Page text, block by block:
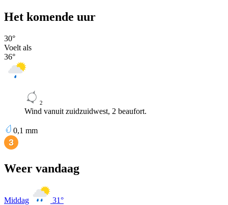
Het komende uur
30°
Voelt als
36°
2
Wind vanuit zuidzuidwest, 2 beaufort.
0,1 mm
Weer vandaag
Middag 31°